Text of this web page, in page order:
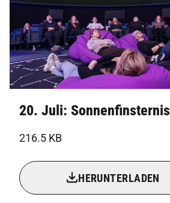
20. Juli: Sonnenfinsternis
216.5 KB
HERUNTERLADEN